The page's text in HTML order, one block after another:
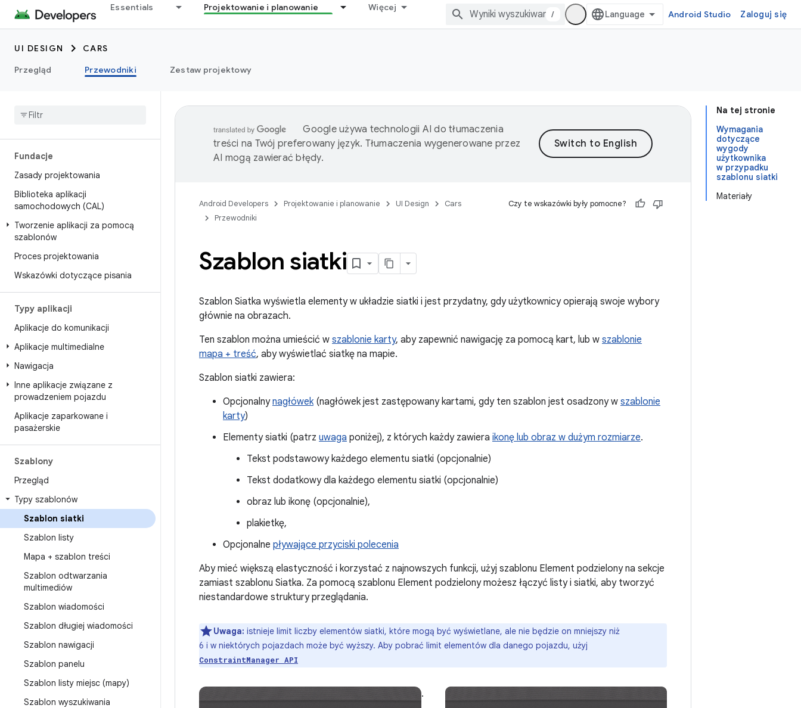
Essentials Projektowanie i planowanie Więcej
/ Android Studio Zaloguj się
UI DESIGN
CARS
Przegląd
Przewodniki Zestaw projektowy
Fundacje
Zasady projektowania
Biblioteka aplikacji
samochodowych (CAL)
Tworzenie aplikacji za pomocą
szablonów
Proces projektowania
Wskazówki dotyczące pisania
Typy aplikacji
Aplikacje do komunikacji
Aplikacje multimedialne
Nawigacja
Inne aplikacje związane z
prowadzeniem pojazdu
Aplikacje zaparkowane i
pasażerskie
Szablony
Przegląd
Typy szablonów
Szablon siatki
Szablon listy
Mapa + szablon treści
Szablon odtwarzania
multimediów
Szablon wiadomości
Szablon długiej wiadomości
Szablon nawigacji
Szablon panelu
Szablon listy miejsc (mapy)
Szablon wyszukiwania
Na tej stronie
Wymagania
dotyczące
wygody
użytkownika
w przypadku
szablonu siatki
Materiały
Google używa technologii AI do tłumaczenia
treści na Twój preferowany język. Tłumaczenia wygenerowane przez
AI mogą zawierać błędy.
Android Developers Projektowanie i planowanie UI Design
Cars
Przewodniki
Czy te wskazówki były pomocne?
Szablon siatki
Szablon Siatka wyświetla elementy w układzie siatki i jest przydatny, gdy użytkownicy opierają swoje wybory
głównie na obrazach.
Ten szablon można umieścić w szablonie karty, aby zapewnić nawigację za pomocą kart, lub w szablonie
mapa + treść, aby wyświetlać siatkę na mapie.
Szablon siatki zawiera:
Opcjonalnynagłówek(nagłówek jest zastępowany kartami, gdy ten szablon jest osadzony w szablonie
karty)
Elementy siatki (patrz uwaga poniżej), z których każdy zawiera ikonę lub obraz w dużym rozmiarze.
Tekst podstawowy każdego elementu siatki (opcjonalnie)
Tekst dodatkowy dla każdego elementu siatki (opcjonalnie)
obraz lub ikonę (opcjonalnie),
plakietkę,
Opcjonalne pływające przyciski polecenia
Aby mieć większą elastyczność i korzystać z najnowszych funkcji, użyj szablonu Element podzielony na sekcje
zamiast szablonu Siatka. Za pomocą szablonu Element podzielony możesz łączyć listy i siatki, aby tworzyć
niestandardowe struktury przeglądania.
Uwaga: istnieje limit liczby elementów siatki, które mogą być wyświetlane, ale nie będzie on mniejszy niż
6 i w niektórych pojazdach może być wyższy. Aby pobrać limit elementów dla danego pojazdu, użyj
ConstraintManager API
.